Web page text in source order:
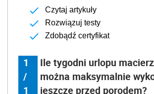
Czytaj artykuły
Rozwiązuj testy
Zdobądź certyfikat
1
/
1
Ile tygodni urlopu
można maksymalnie
jeszcze przed porodem?